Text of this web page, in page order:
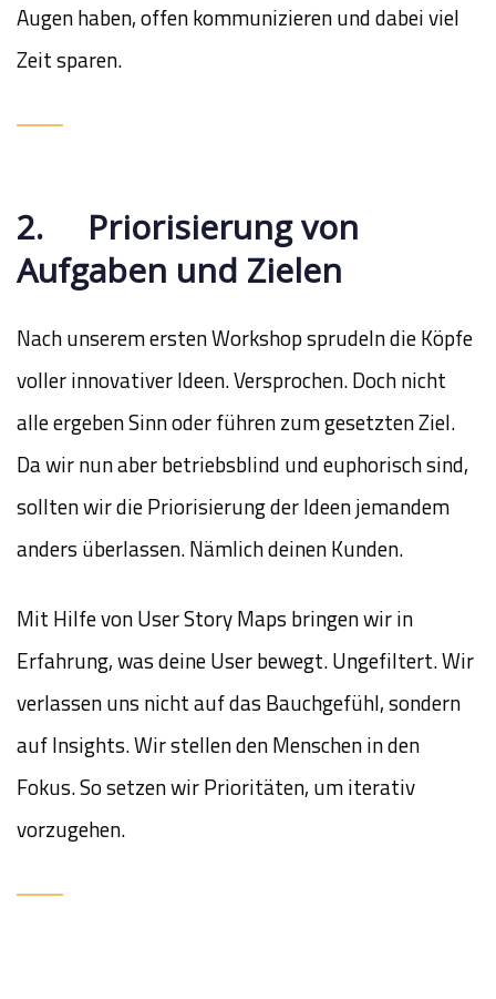
Augen haben, offen kommunizieren und dabei viel
Zeit sparen.
2. Priorisierung von
Aufgaben und Zielen
Nach unserem ersten Workshop sprudeln die Köpfe
voller innovativer Ideen. Versprochen. Doch nicht
alle ergeben Sinn oder führen zum gesetzten Ziel.
Da wir nun aber betriebsblind und euphorisch sind,
sollten wir die Priorisierung der Ideen jemandem
anders überlassen. Nämlich deinen Kunden.
Mit Hilfe von User Story Maps bringen wir in
Erfahrung, was deine User bewegt. Ungefiltert. Wir
verlassen uns nicht auf das Bauchgefühl, sondern
auf Insights. Wir stellen den Menschen in den
Fokus. So setzen wir Prioritäten, um iterativ
vorzugehen.